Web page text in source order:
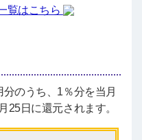
覧はこちら
のうち、1％分を当月
25日に還元されます。